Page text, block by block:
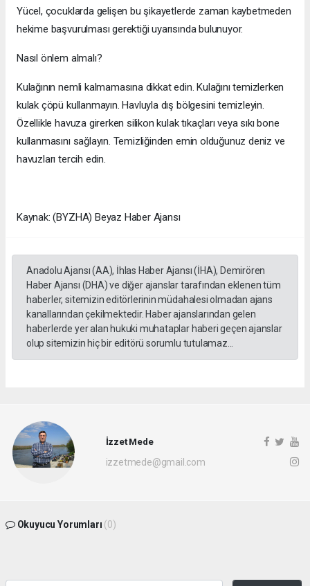
Yücel, çocuklarda gelişen bu şikayetlerde zaman kaybetmeden
hekime başvurulması gerektiği uyarısında bulunuyor.
Nasıl önlem almalı?
Kulağının nemli kalmamasına dikkat edin. Kulağını temizlerken
kulak çöpü kullanmayın. Havluyla dış bölgesini temizleyin.
Özellikle havuza girerken silikon kulak tıkaçları veya sıkı bone
kullanmasını sağlayın. Temizliğinden emin olduğunuz deniz ve
havuzları tercih edin.
Kaynak: (BYZHA) Beyaz Haber Ajansı
Anadolu Ajansı (AA), İhlas Haber Ajansı (İHA), Demirören
Haber Ajansı (DHA) ve diğer ajanslar tarafından eklenen tüm
haberler, sitemizin editörlerinin müdahalesi olmadan ajans
kanallarından çekilmektedir. Haber ajanslarından gelen
haberlerde yer alan hukuki muhataplar haberi geçen ajanslar
olup sitemizin hiç bir editörü sorumlu tutulamaz...
İzzet Mede
izzetmede@gmail.com
Okuyucu Yorumları (0)